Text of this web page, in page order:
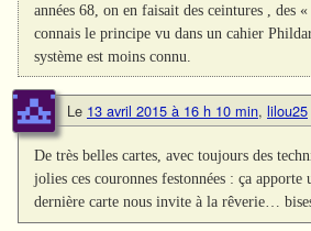
années 68, on en faisait des ceintures , des
connais le principe vu dans un cahier
système est moins connu.
Le 13 avril 2015 à 16 h 10 min, lilou25
De très belles cartes, avec toujours des
jolies ces couronnes festonnées : ça
dernière carte nous invite à la rêverie…